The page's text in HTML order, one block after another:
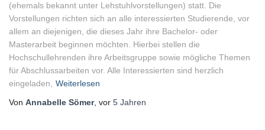
(ehemals bekannt unter Lehstuhlvorstellungen) statt. Die
Vorstellungen richten sich an alle interessierten Studierende, vor
allem an diejenigen, die dieses Jahr ihre Bachelor- oder
Masterarbeit beginnen möchten. Hierbei stellen die
Hochschullehrenden ihre Arbeitsgruppe sowie mögliche Themen
für Abschlussarbeiten vor. Alle Interessierten sind herzlich
eingeladen,
Weiterlesen
Von Annabelle Sömer, vor 5 Jahren